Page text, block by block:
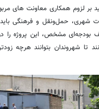
بر لزوم همکاری معاونت های
شهری، حمل‌ونقل و فرهنگی باید
مشخص، این پروژه را
تا شهروندان بتوانند هرچه